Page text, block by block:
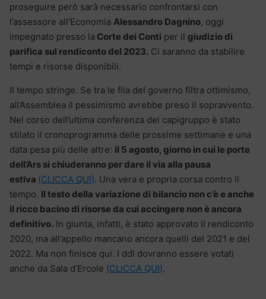
proseguire però sarà necessario confrontarsi con
l’assessore all’Economia Alessandro Dagnino, oggi
impegnato presso la Corte dei Conti per il giudizio di
parifica sul rendiconto del 2023. Ci saranno da stabilire
tempi e risorse disponibili.
Il tempo stringe. Se tra le fila del governo filtra ottimismo,
all’Assemblea il pessimismo avrebbe preso il sopravvento.
Nel corso dell’ultima conferenza dei capigruppo è stato
stilato il cronoprogramma delle prossime settimane e una
data pesa più delle altre: il 5 agosto, giorno in cui le porte
dell’Ars si chiuderanno per dare il via alla pausa
estiva (CLICCA QUI). Una vera e propria corsa contro il
tempo. Il testo della variazione di bilancio non c’è e anche
il ricco bacino di risorse da cui accingere non è ancora
definitivo. In giunta, infatti, è stato approvato il rendiconto
2020, ma all’appello mancano ancora quelli del 2021 e del
2022. Ma non finisce qui. I ddl dovranno essere votati
anche da Sala d’Ercole (CLICCA QUI).